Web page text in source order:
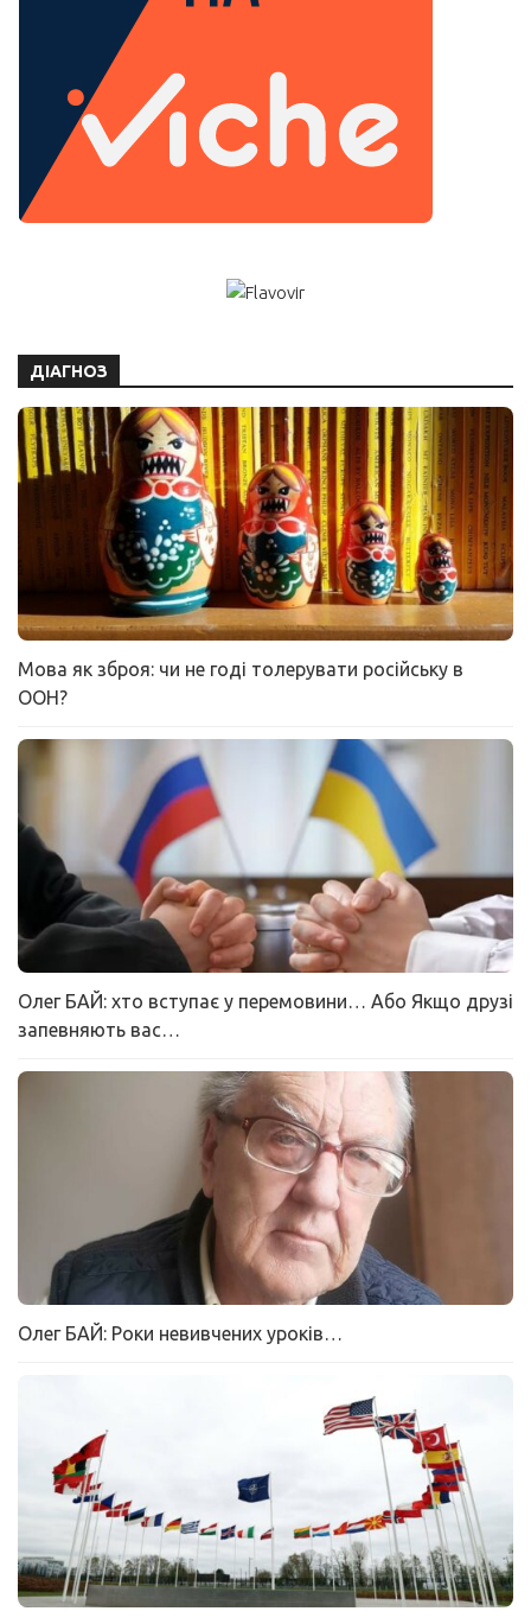
ДІАГНОЗ
Мова як зброя: чи не годі толерувати російську в
ООН?
Олег БАЙ: хто вступає у перемовини… Або Якщо друзі
запевняють вас…
Олег БАЙ: Роки невивчених уроків…